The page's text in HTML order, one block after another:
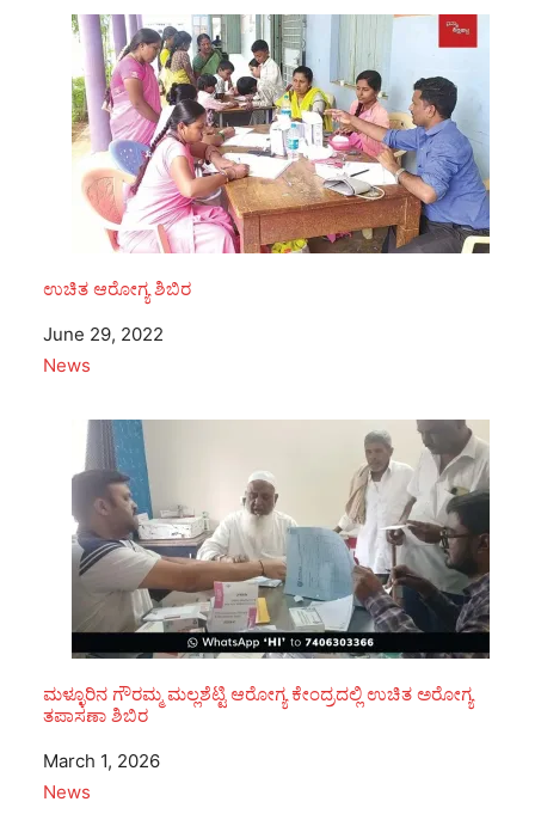
ಉಚಿತ ಆರೋಗ್ಯ ಶಿಬಿರ
Date
June 29, 2022
In relation to
News
ಮಳ್ಳೂರಿನ ಗೌರಮ್ಮ ಮಲ್ಲಶೆಟ್ಟಿ ಆರೋಗ್ಯ ಕೇಂದ್ರದಲ್ಲಿ ಉಚಿತ ಅರೋಗ್ಯ
ತಪಾಸಣಾ ಶಿಬಿರ
Date
March 1, 2026
In relation to
News